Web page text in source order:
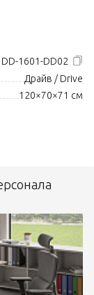
1601-DD02
Драйв / Drive
120×70×71 см